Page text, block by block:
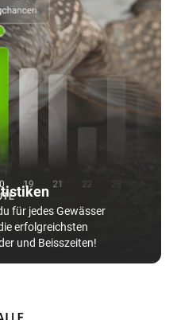
für jedes Gewässer
erfolgreichsten
und Beisszeiten!